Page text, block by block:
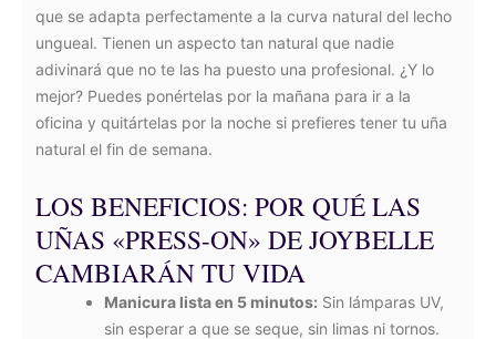
que se adapta perfectamente a la curva natural del lecho
ungueal. Tienen un aspecto tan natural que nadie
adivinará que no te las ha puesto una profesional. ¿Y lo
mejor? Puedes ponértelas por la mañana para ir a la
oficina y quitártelas por la noche si prefieres tener tu uña
natural el fin de semana.
LOS BENEFICIOS: POR QUÉ LAS
UÑAS «PRESS-ON» DE JOYBELLE
CAMBIARÁN TU VIDA
Manicura lista en 5 minutos: Sin lámparas UV,
sin esperar a que se seque, sin limas ni tornos.